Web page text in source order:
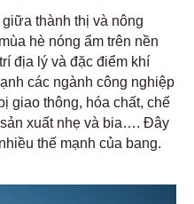
thành thị và nông
hè nóng ẩm trên nền
địa lý và đặc điểm khí
các ngành công nghiệp
giao thông, hóa chất, chế
xuất nhẹ và bia…. Đây
thế mạnh của bang.